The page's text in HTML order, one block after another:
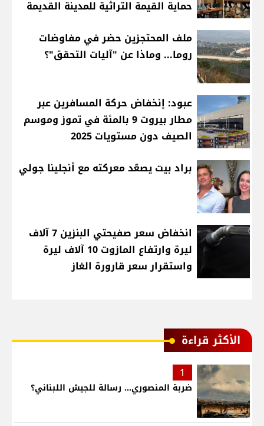
حماية القيمة التراثية للمدينة القديمة
ملف المحتجزين حضر في مفاوضات
روما... وماذا عن "آليات التحقق"؟
عبود: إنخفاض حركة المسافرين عبر
مطار بيروت 9 بالمئة في تموز وموسم
الصيف دون مستويات 2025
براد بيت يصعّد معركته مع أنجلينا جولي
انخفاض سعر صفيحتي البنزين 7 آلاف
ليرة وارتفاع المازوت 10 آلاف ليرة
واستقرار سعر قارورة الغاز
الأكثر قراءة
1
ضربة المنصوري... رسالة للجيش اللبناني؟